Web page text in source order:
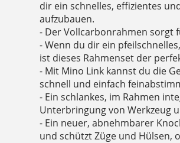
dir ein schnelles, effizientes
aufzubauen.
- Der Vollcarbonrahmen sorgt
- Wenn du dir ein
ist dieses Rahmenset der
- Mit Mino Link kannst du die
schnell und einfach
- Ein schlankes, im Rahmen
Unterbringung von Werkzeug
- Ein neuer, abnehmbarer
und schützt Züge und Hülsen,